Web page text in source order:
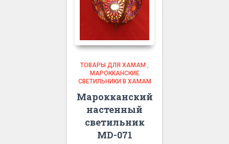
ТОВАРЫ ДЛЯ ХАМАМ ,
МАРОККАНСКИЕ
СВЕТИЛЬНИКИ В ХАМАМ
Марокканский
настенный
светильник
MD-071